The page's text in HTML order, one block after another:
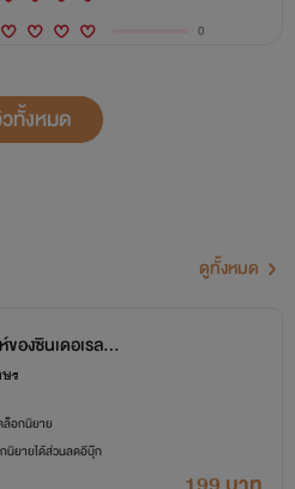
0
ทั้งหมด
ดูทั้งหมด
องซินเดอเรลล่า
มาดนิ่ง เล่ม
ร
อกนิยาย
นิยายได้ส่วนลดอีบุ๊ก